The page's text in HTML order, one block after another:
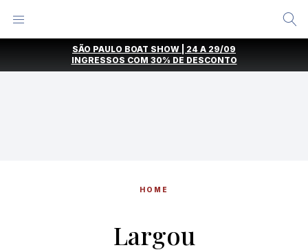
SÃO PAULO BOAT SHOW | 24 A 29/09
INGRESSOS COM 30% DE DESCONTO
HOME
Largou